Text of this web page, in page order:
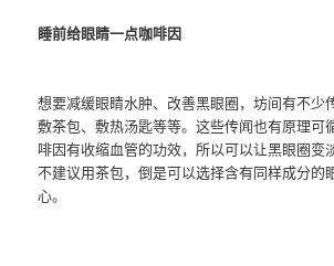
睡前给眼睛一点咖啡因
想要减缓眼睛水肿、改善黑眼圈，坊间有不少
敷茶包、敷热汤匙等等。这些传闻也有原理可
啡因有收缩血管的功效，所以可以让黑眼圈变
不建议用茶包，倒是可以选择含有同样成分的
心。